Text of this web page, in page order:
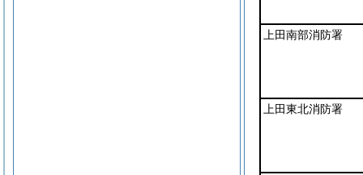
上田南部消防署
上田東北消防署